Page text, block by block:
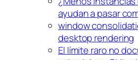
ayudan a pasar
window
desktop rendering
El límite raro no